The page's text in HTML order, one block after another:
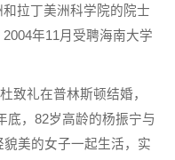
拉丁美洲科学院的院士
年11月受聘海南大学
致礼在普林斯顿结婚，
底，82岁高龄的杨振宁与
美的女子一起生活，实